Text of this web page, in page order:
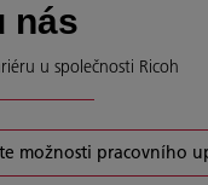
nás
u společnosti Ricoh
možnosti pracovního